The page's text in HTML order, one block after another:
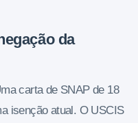
da
carta de SNAP de 18
isenção atual. O USCIS